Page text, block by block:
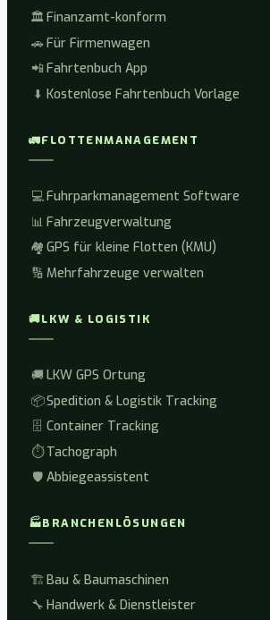
🏛️Finanzamt-konform
🚗 Für Firmenwagen
📲 Fahrtenbuch App
⬇️ Kostenlose Fahrtenbuch Vorlage
🚛FLOTTENMANAGEMENT
💻Fuhrparkmanagement Software
📊 Fahrzeugverwaltung
🏘️ GPS für kleine Flotten (KMU)
🔢 Mehrfahrzeuge verwalten
🚚LKW & LOGISTIK
🚚 LKW GPS Ortung
📦Spedition & Logistik Tracking
🗄️ Container Tracking
⏱️ Tachograph
🛡️ Abbiegeassistent
🏭BRANCHENLÖSUNGEN
🏗️Bau & Baumaschinen
🔧 Handwerk & Dienstleister